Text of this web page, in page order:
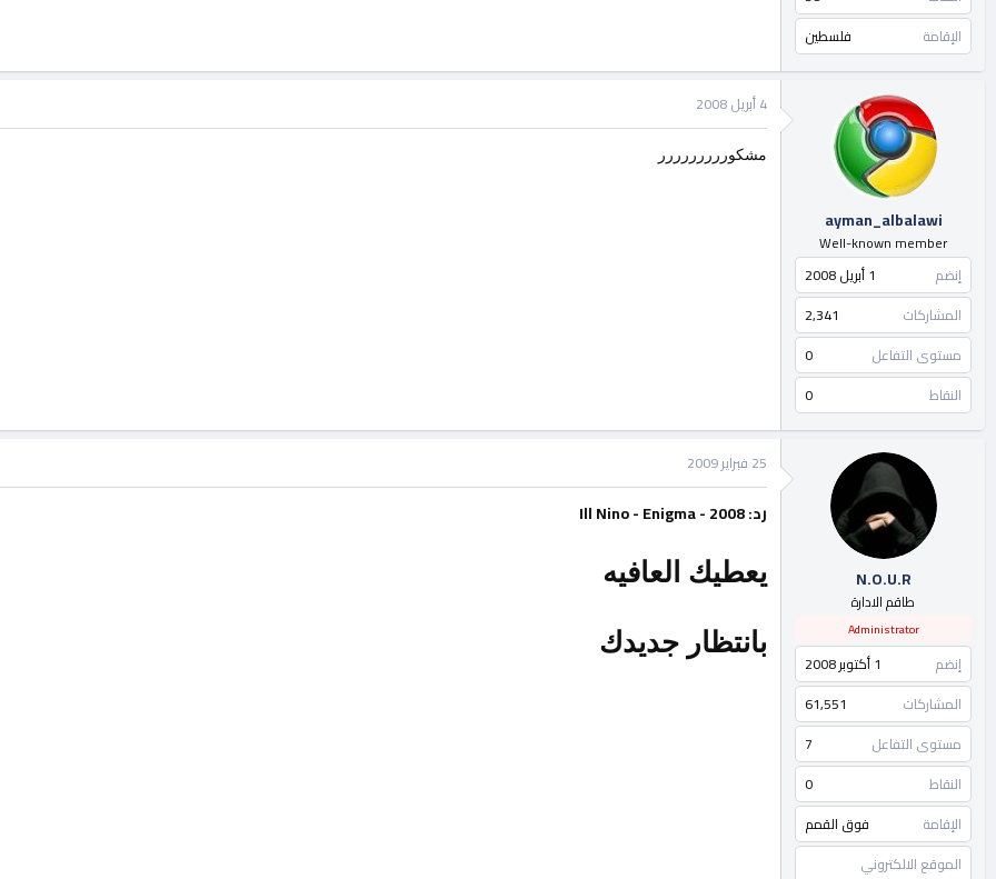
الإقامة
فلسطين
ayman_albalawi
Well-known member
إنضم
1 أبريل 2008
المشاركات
2,341
مستوى التفاعل
0
النقاط
0
4 أبريل 2008
مشكوررررررررر
N.O.U.R
طاقم الادارة
Administrator
إنضم
1 أكتوبر 2008
المشاركات
61,551
مستوى التفاعل
7
النقاط
0
الإقامة
فوق القمم
الموقع الالكتروني
25 فبراير 2009
رد: Ill Nino - Enigma - 2008
يعطيك العافيه
بانتظار جديدك